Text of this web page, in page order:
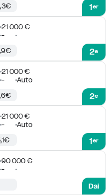
1er
21 000 €
-
2e
21 000 €
- Auto
2e
21 000 €
- Auto
1er
90 000 €
-
Dai